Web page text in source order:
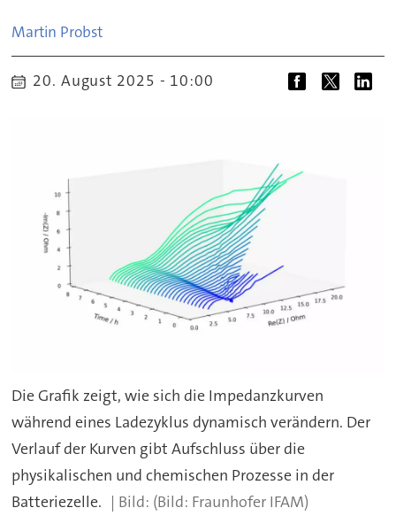
Martin Probst
20. August 2025 - 10:00
Die Grafik zeigt, wie sich die Impedanzkurven
während eines Ladezyklus dynamisch verändern. Der
Verlauf der Kurven gibt Aufschluss über die
physikalischen und chemischen Prozesse in der
Batteriezelle.
(Bild: Fraunhofer IFAM)